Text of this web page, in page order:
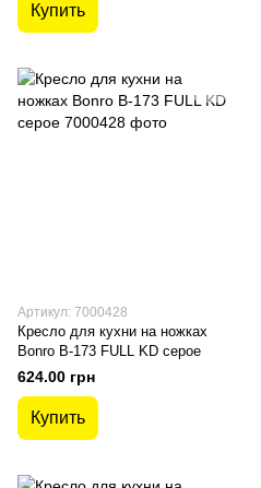
Купить
Артикул: 7000428
Кресло для кухни на ножках
Bonro В-173 FULL KD серое
624.00 грн
Купить